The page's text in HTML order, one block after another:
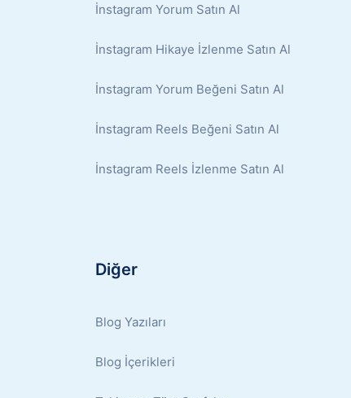
İnstagram Yorum Satın Al
İnstagram Hikaye İzlenme Satın Al
İnstagram Yorum Beğeni Satın Al
İnstagram Reels Beğeni Satın Al
İnstagram Reels İzlenme Satın Al
Diğer
Blog Yazıları
Blog İçerikleri